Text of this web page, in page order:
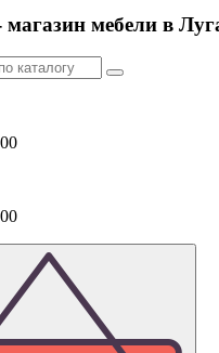
магазин мебели в